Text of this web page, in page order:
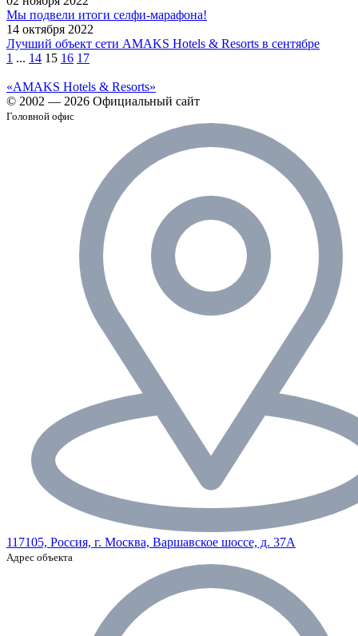
Мы подвели итоги селфи-марафона!
14 октября 2022
Лучший объект сети AMAKS Hotels & Resorts в сентябре
1 ... 14 15 16 17
«AMAKS Hotels & Resorts»
© 2002 — 2026 Официальный сайт
Головной офис
117105, Россия, г. Москва, Варшавское шоссе, д. 37А
Адрес объекта